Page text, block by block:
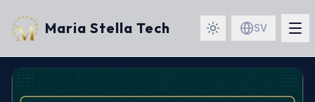
Maria Stella Tech SV